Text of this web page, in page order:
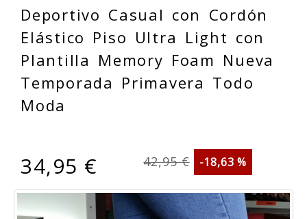
Deportivo Casual con Cordón
Elástico Piso Ultra Light con
Plantilla Memory Foam Nueva
Temporada Primavera Todo
Moda
34,95 € 42,95 € -18,63 %